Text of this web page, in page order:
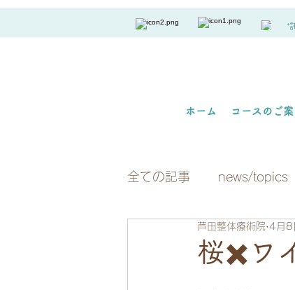
*
ホーム コースのご案
全ての記事 news/topics
桜✖️ワ
芦田整体療術院 4月8